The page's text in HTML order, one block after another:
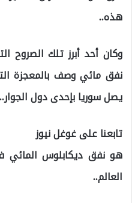
هذه..
وكان أحد أبرز تلك الصروح
نفق مائي وصف بالمعجزة
يصل سوريا بإحدى دول الجوار..
تابعنا على غوغل نيوز
هو نفق ديكابلوس
العالم..